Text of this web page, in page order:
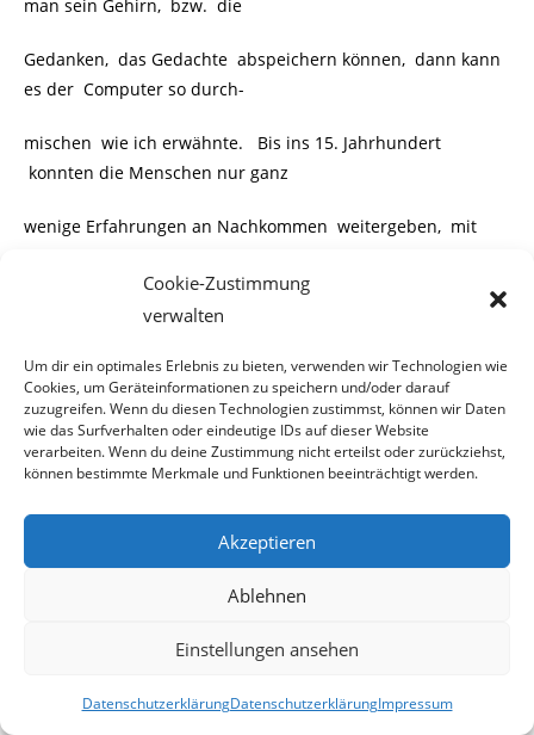
Cookie-Zustimmung
verwalten
Um dir ein optimales Erlebnis zu bieten, verwenden wir Technologien wie
Cookies, um Geräteinformationen zu speichern und/oder darauf
zuzugreifen. Wenn du diesen Technologien zustimmst, können wir Daten
wie das Surfverhalten oder eindeutige IDs auf dieser Website
verarbeiten. Wenn du deine Zustimmung nicht erteilst oder zurückziehst,
können bestimmte Merkmale und Funktionen beeinträchtigt werden.
Akzeptieren
Ablehnen
Einstellungen ansehen
DatenschutzerklärungDatenschutzerklärungImpressum
man sein Gehirn, bzw. die
Gedanken, das Gedachte abspeichern können, dann kann
es der Computer so durch-
mischen wie ich erwähnte. Bis ins 15. Jahrhundert
konnten die Menschen nur ganz
wenige Erfahrungen an Nachkommen weitergeben, mit
gabe auf Papier in mehrfacher Form.
Mit Computer werden in naher Zukunft fast alle Gedanken
weitergegeben, analysiert,
noch 5 mal gehen. Am Mon-
tag von 8 bis 12 und von 13 bis 17 Uhr.
einen nächsten Kurs geschickt werde, gehe ich in Pension,
denn so ein Kurs bringt gar